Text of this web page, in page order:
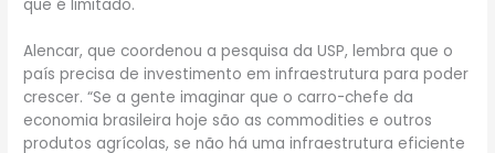
que é limitado.
Alencar, que coordenou a pesquisa da USP, lembra que o
país precisa de investimento em infraestrutura para poder
crescer. “Se a gente imaginar que o carro-chefe da
economia brasileira hoje são as commodities e outros
produtos agrícolas, se não há uma infraestrutura eficiente